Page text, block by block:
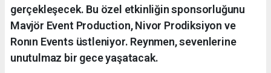
gerçekleşecek. Bu özel etkinliğin sponsorluğunu
Mavjör Event Production, Nivor Prodiksiyon ve
Ronın Events üstleniyor. Reynmen, sevenlerine
unutulmaz bir gece yaşatacak.